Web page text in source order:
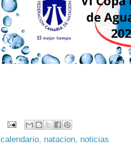
calendario, natacion, noticias